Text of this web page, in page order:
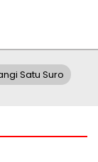
Satu Suro